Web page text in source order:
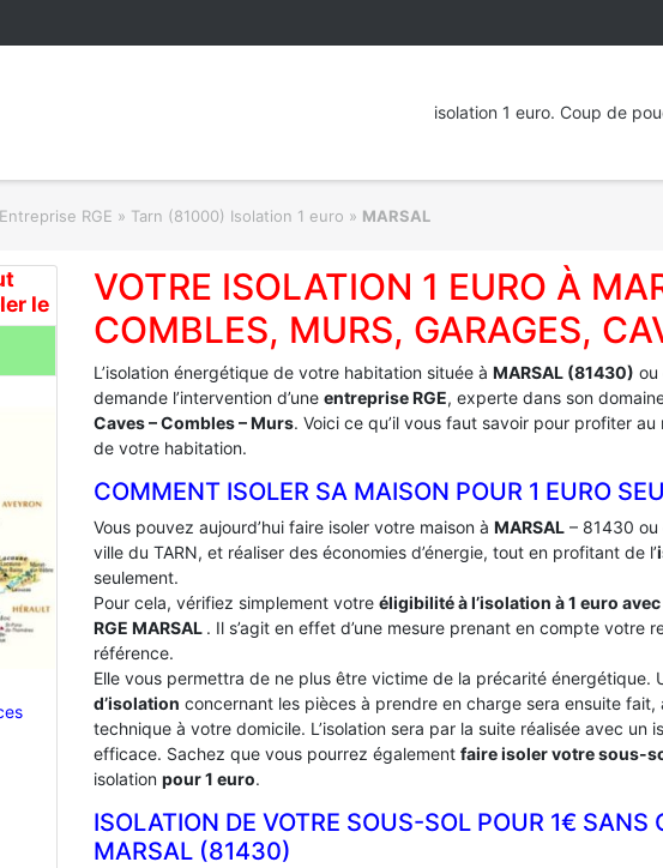
isolation 1 euro. Coup de
RGE » Tarn (81000) Isolation 1 euro » MARSAL
le
VOTRE ISOLATION 1 EURO À
COMBLES, MURS, GARAGES,
L’isolation énergétique de votre habitation située à MARSAL (81430) ou
demande l’intervention d’une entreprise RGE, experte dans son
Caves – Combles – Murs. Voici ce qu’il vous faut savoir pour profiter
de votre habitation.
COMMENT ISOLER SA MAISON POUR 1 EURO
Vous pouvez aujourd’hui faire isoler votre maison à MARSAL – 81430 ou
ville du TARN, et réaliser des économies d’énergie, tout en profitant de l’
seulement.
Pour cela, vérifiez simplement votre éligibilité à l’isolation à 1 euro
RGE MARSAL . Il s’agit en effet d’une mesure prenant en compte votre
référence.
Elle vous permettra de ne plus être victime de la précarité énergétique.
d’isolation concernant les pièces à prendre en charge sera ensuite fait,
technique à votre domicile. L’isolation sera par la suite réalisée avec un
efficace. Sachez que vous pourrez également faire isoler votre sous-
isolation pour 1 euro.
ISOLATION DE VOTRE SOUS-SOL POUR 1€ SANS
‎MARSAL (81430)